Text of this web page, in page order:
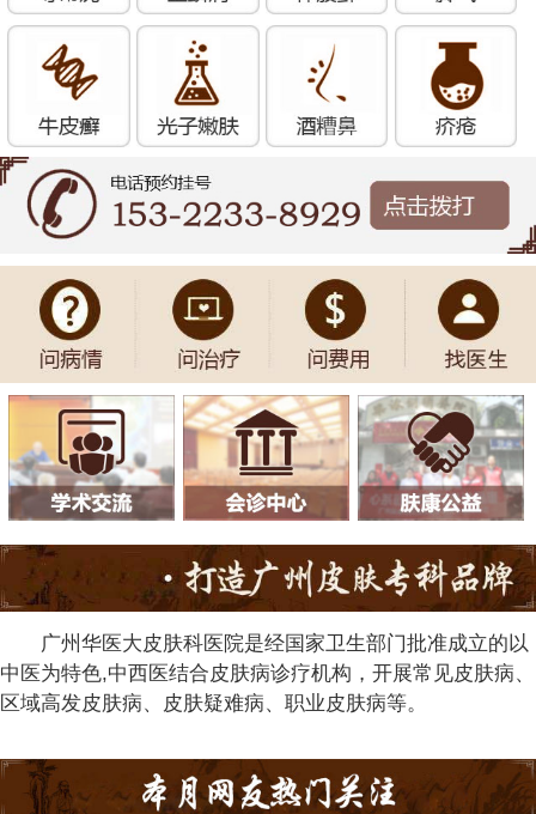
广州华医大皮肤科医院是经国家卫生部门批准成立的以
中医为特色,中西医结合皮肤病诊疗机构，开展常见皮肤病、
区域高发皮肤病、皮肤疑难病、职业皮肤病等。